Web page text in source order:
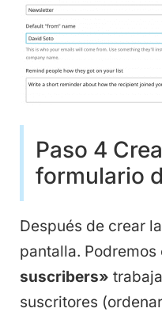
Paso 4
formulario
Después de crear
pantalla.
suscribers»
suscritores